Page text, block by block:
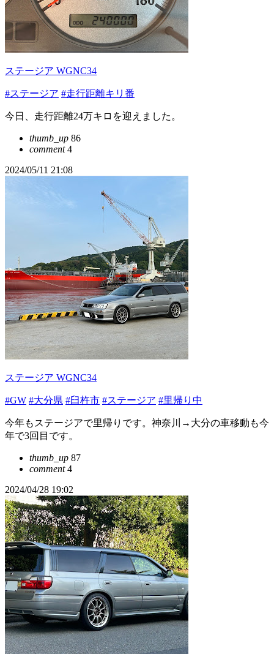
ステージア WGNC34
#ステージア #走行距離キリ番
今日、走行距離24万キロを迎えました。
thumb_up 86
comment4
2024/05/11 21:08
ステージア WGNC34
#GW #大分県 #臼杵市 #ステージア #里帰り中
今年もステージアで里帰りです。神奈川→大分の車移動も今
年で3回目です。
thumb_up 87
comment4
2024/04/28 19:02